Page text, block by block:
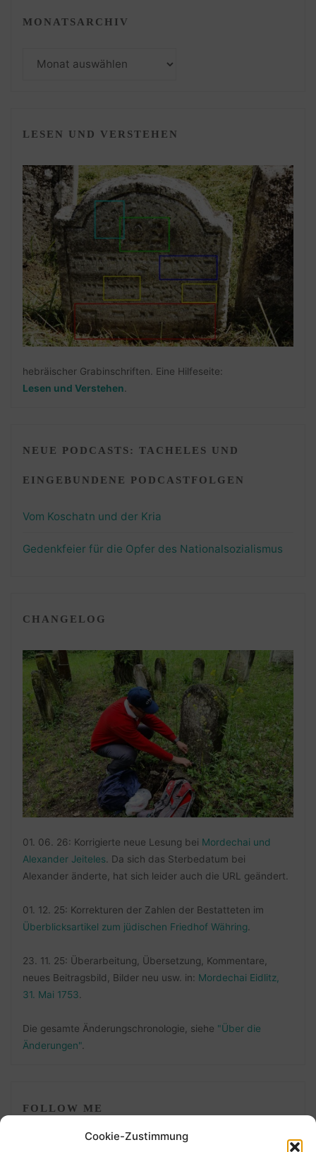
Cookie-Zustimmung
MONATSARCHIV
LESEN UND VERSTEHEN
hebräischer Grabinschriften. Eine Hilfeseite:
Lesen und Verstehen
NEUE PODCASTS: TACHELES UND
EINGEBUNDENE PODCASTFOLGEN
Vom Koschatn und der Kria
Gedenkfeier für die Opfer des Nationalsozialismus
CHANGELOG
01. 06. 26: Korrigierte neue Lesung bei Mordechai und
Alexander Jeiteles . Da sich das Sterbedatum bei
Alexander änderte, hat sich leider auch die URL geändert.
01. 12. 25: Korrekturen der Zahlen der Bestatteten im
Überblicksartikel zum jüdischen Friedhof Währing
23. 11. 25: Überarbeitung, Übersetzung, Kommentare,
neues Beitragsbild, Bilder neu usw. in: Mordechai Eidlitz,
31. Mai 1753
Die gesamte Änderungschronologie, siehe "Über die
Änderungen".
FOLLOW ME